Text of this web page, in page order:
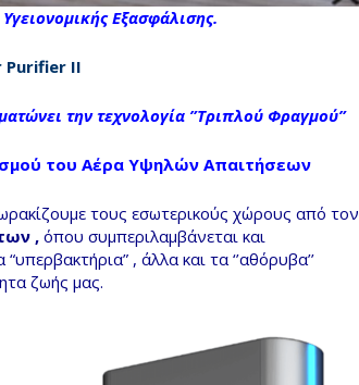
Υγειονομικής Εξασφάλισης.
Purifier II
την τεχνολογία ”Τριπλού Φραγμού”
του Αέρα Yψηλών Απαιτήσεων
τους εσωτερικούς χώρους από τον
,όπου συμπεριλαμβάνεται και
“υπερβακτήρια” , άλλα και τα ‘’αθόρυβα’’
ζωής μας.